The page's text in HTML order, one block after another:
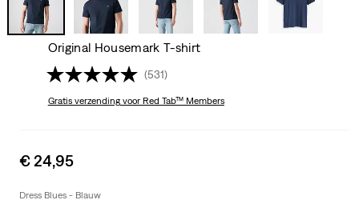
Original Housemark T-shirt
(531)
Gratis verzendingvoor Red Tab™ Members
Sale
is
€ 24,95
Dress Blues - Blauw